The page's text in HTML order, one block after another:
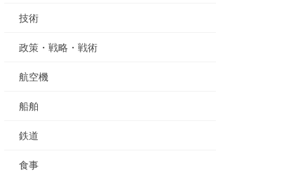
技術
政策・戦略・戦術
航空機
船舶
鉄道
食事